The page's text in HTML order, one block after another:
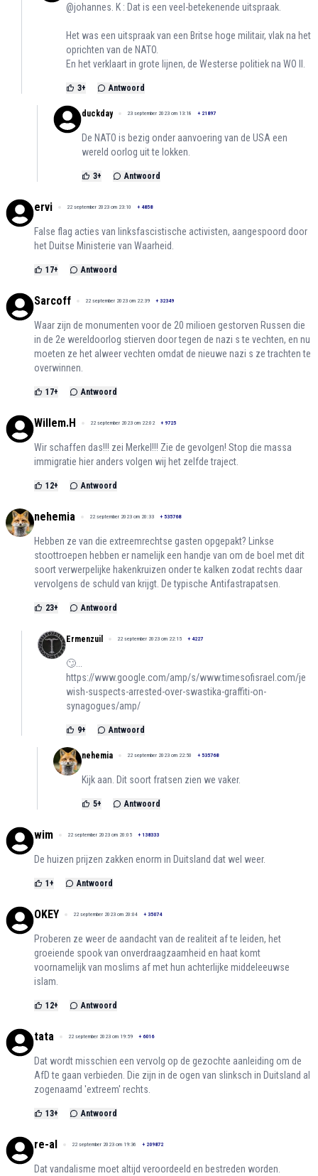
@johannes. K : Dat is een veel-betekenende uitspraak.
Het was een uitspraak van een Britse hoge militair, vlak na het
oprichten van de NATO.
En het verklaart in grote lijnen, de Westerse politiek na WO II.
3+ Antwoord
duckday 23 september 2023 om 13:18 + 21897
De NATO is bezig onder aanvoering van de USA een
wereld oorlog uit te lokken.
3+ Antwoord
ervi 22 september 2023 om 23:10 + 4858
False flag acties van linksfascistische activisten, aangespoord door
het Duitse Ministerie van Waarheid.
17+ Antwoord
Sarcoff 22 september 2023 om 22:39 + 32349
Waar zijn de monumenten voor de 20 milioen gestorven Russen die
in de 2e wereldoorlog stierven door tegen de nazi s te vechten, en nu
moeten ze het alweer vechten omdat de nieuwe nazi s ze trachten te
overwinnen.
17+ Antwoord
Willem.H 22 september 2023 om 22:02 + 9725
Wir schaffen das!!! zei Merkel!!! Zie de gevolgen! Stop die massa
immigratie hier anders volgen wij het zelfde traject.
12+ Antwoord
nehemia 22 september 2023 om 20:33 + 535768
Hebben ze van die extreemrechtse gasten opgepakt? Linkse
stoottroepen hebben er namelijk een handje van om de boel met dit
soort verwerpelijke hakenkruizen onder te kalken zodat rechts daar
vervolgens de schuld van krijgt. De typische Antifastrapatsen.
23+ Antwoord
Ermenzuil 22 september 2023 om 22:15 + 4227
🙄...
https://www.google.com/amp/s/www.timesofisrael.com/je
wish-suspects-arrested-over-swastika-graffiti-on-
synagogues/amp/
9+ Antwoord
nehemia 22 september 2023 om 22:50 + 535768
Kijk aan. Dit soort fratsen zien we vaker.
5+ Antwoord
wim 22 september 2023 om 20:05 + 138333
De huizen prijzen zakken enorm in Duitsland dat wel weer.
1 + Antwoord
OKEY 22 september 2023 om 20:04 + 35074
Proberen ze weer de aandacht van de realiteit af te leiden, het
groeiende spook van onverdraagzaamheid en haat komt
voornamelijk van moslims af met hun achterlijke middeleeuwse
islam.
12+ Antwoord
tata 22 september 2023 om 19:59 + 6016
Dat wordt misschien een vervolg op de gezochte aanleiding om de
AfD te gaan verbieden. Die zijn in de ogen van slinksch in Duitsland al
zogenaamd 'extreem' rechts.
13+ Antwoord
re-al 22 september 2023 om 19:36 + 209872
Dat vandalisme moet altijd veroordeeld en bestreden worden.